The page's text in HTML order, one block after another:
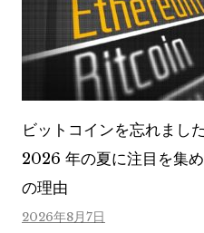
ビットコインを忘れまし
2026 年の夏に注目を集
の理由
2026年8月7日